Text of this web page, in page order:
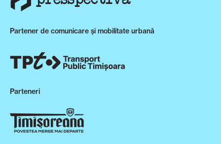
Partener de comunicare și mobilitate urbană
Parteneri